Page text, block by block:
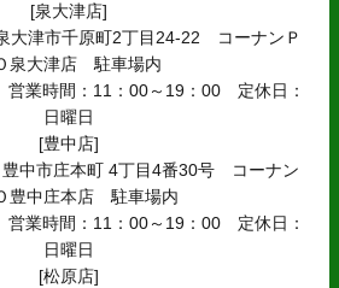
[泉大津店]
津市千原町2丁目24-22 コーナンＰ
泉大津店 駐車場内
業時間：11：00～19：00 定休日：
日曜日
[豊中店]
中市庄本町 4丁目4番30号 コーナン
豊中庄本店 駐車場内
業時間：11：00～19：00 定休日：
日曜日
[松原店]